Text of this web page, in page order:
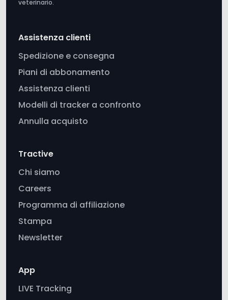
Assistenza clienti
Piani di abbonamento
Assistenza clienti
Modelli di tracker a confronto
Annulla acquisto
Tractive
Careers
Programma di affiliazione
Stampa
Newsletter
App
Monitoraggio della salute
Monitoraggio degli abbai